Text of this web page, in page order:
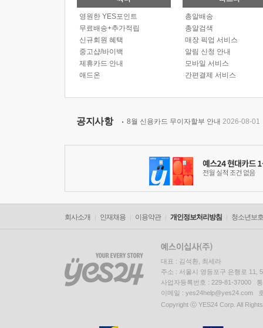
영원한 YES포인트
무료배송+추가적립
신규회원 혜택
중고샵/바이백
제휴카드 안내
애드온
총알배송
총알검색
매장 픽업 서비스
알림 신청 안내
모바일 서비스
간편결제 서비스
공지사항 8월 신용카드 무이자할부 안내 2026-08-01
회사소개 인재채용 이용약관 개인정보처리방침 청소년보
대표 : 김석환, 최세라
주소 : 서울시 영등포구 은행로 11,
사업자등록번호 : 229-81-37000
이메일 : yes24help@yes24.com
Copyright ⓒ YES24 Corp. All